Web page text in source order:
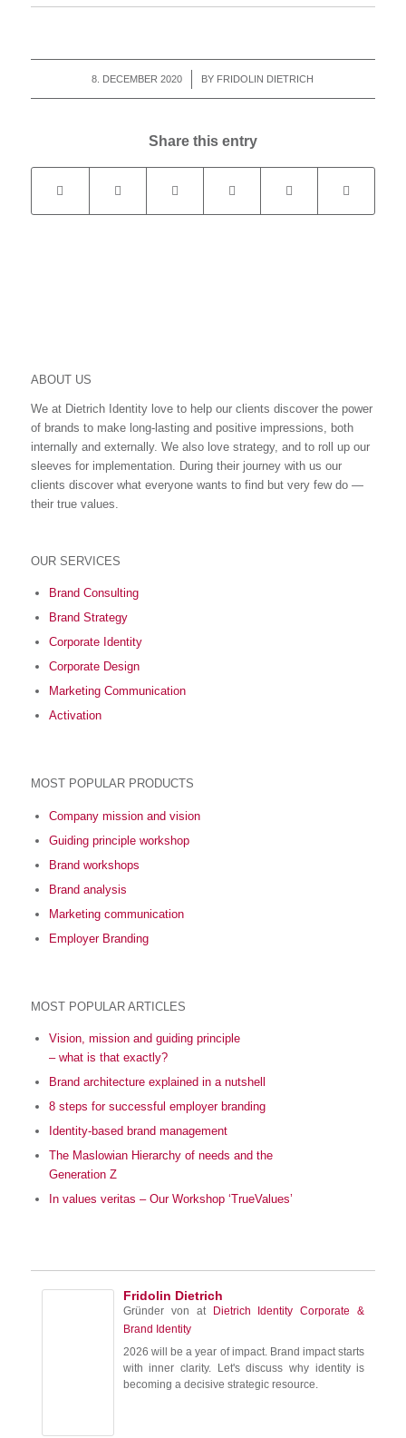
8. DECEMBER 2020
/ BY FRIDOLIN DIETRICH
Share this entry
ABOUT US
We at Dietrich Identity love to help our clients discover the power
of brands to make long-lasting and positive impressions, both
internally and externally. We also love strategy, and to roll up our
sleeves for implementation. During their journey with us our
clients discover what everyone wants to find but very few do ―
their true values.
OUR SERVICES
Brand Consulting
Brand Strategy
Corporate Identity
Corporate Design
Marketing Communication
Activation
MOST POPULAR PRODUCTS
Company mission and vision
Guiding principle workshop
Brand workshops
Brand analysis
Marketing communication
Employer Branding
MOST POPULAR ARTICLES
Vision, mission and guiding principle
– what is that exactly?
Brand architecture explained in a nutshell
8 steps for successful employer branding
Identity-based brand management
The Maslowian Hierarchy of needs and the
Generation Z
In values veritas – Our Workshop ‘TrueValues’
Fridolin Dietrich
Gründer von at
Dietrich Identity Corporate &
Brand Identity
2026 will be a year of impact. Brand impact starts
with inner clarity. Let's discuss why identity is
becoming a decisive strategic resource.